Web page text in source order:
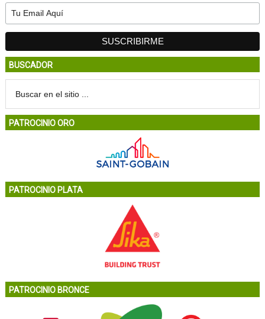
BUSCADOR
PATROCINIO ORO
PATROCINIO PLATA
PATROCINIO BRONCE